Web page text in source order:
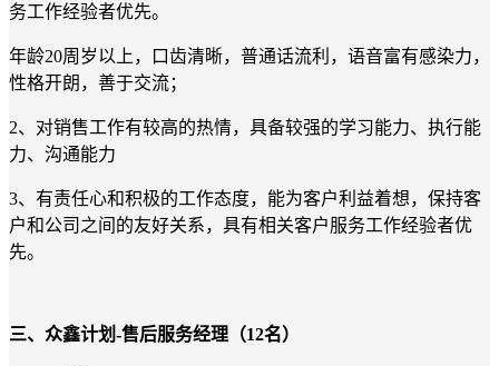
务工作经验者优先。
年龄20周岁以上，口齿清晰，普通话流利，语音富有感染力，
性格开朗，善于交流；
2、 对销售工作有较高的热情，具备较强的学习能力、执行能
力、沟通能力
3、 有责任心和积极的工作态度，能为客户利益着想，保持客
户和公司之间的友好关系，具有相关客户服务工作经验者优
先。
三、 众鑫计划-售后服务经理（12名）